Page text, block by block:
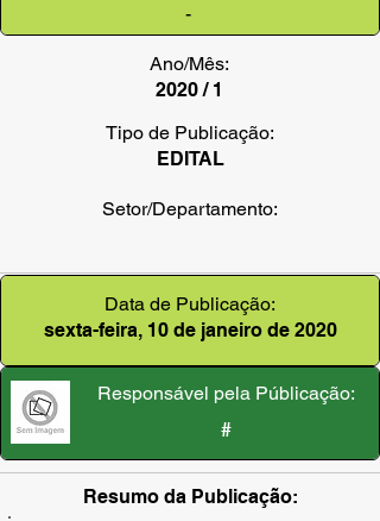
-
Ano/Mês:
2020 / 1
Tipo de Publicação:
EDITAL
Setor/Departamento:
Data de Publicação:
sexta-feira, 10 de janeiro de 2020
Responsável pela Públicação:
#
Resumo da Publicação: